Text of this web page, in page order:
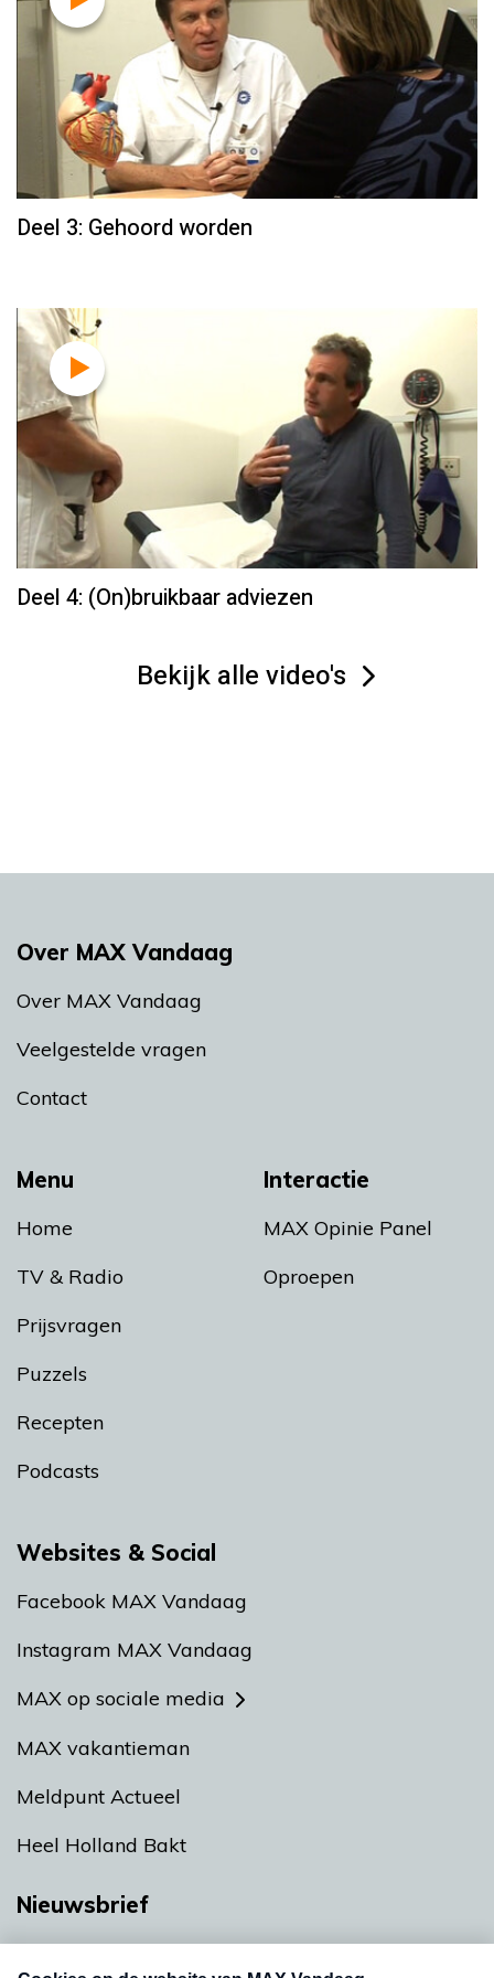
Deel 3: Gehoord worden
Deel 4: (On)bruikbaar adviezen
Bekijk alle video's
Menu
Home
TV & Radio
Prijsvragen
Puzzels
Recepten
Podcasts
Interactie
MAX Opinie Panel
Oproepen
Over MAX Vandaag
Over MAX Vandaag
Veelgestelde vragen
Contact
Websites & Social
Facebook MAX Vandaag
Instagram MAX Vandaag
MAX op sociale media
MAX vakantieman
Meldpunt Actueel
Heel Holland Bakt
Nieuwsbrief